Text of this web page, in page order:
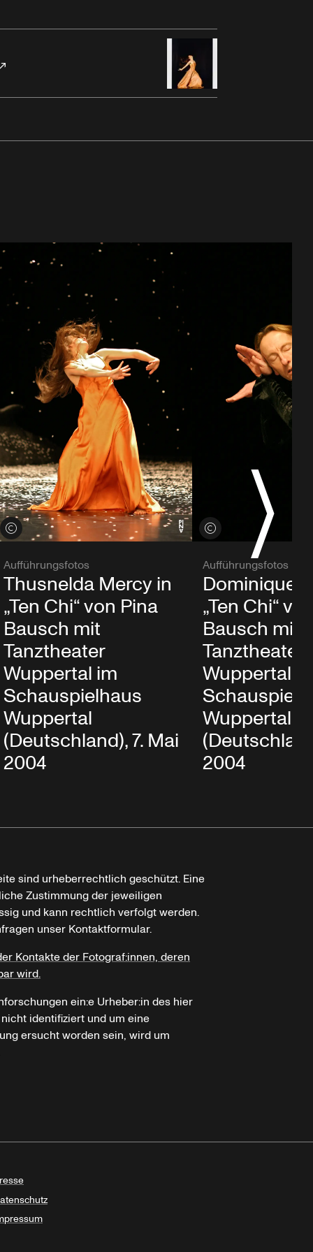
Credits öffnen
Aufführungsfotos
Thusnelda Mercy in
„Ten Chi“ von Pina
Bausch mit
Tanztheater
Wuppertal im
Schauspielhaus
Wuppertal
(Deutschland), 7. Mai
2004
Credits öffnen
Aufführungsfotos
Dominique
„Ten Chi“
Bausch mit
Tanztheater
Wuppertal
Wuppertal
2004
sind urheberrechtlich geschützt. Eine
Zustimmung der jeweiligen
und kann rechtlich verfolgt werden.
unser Kontaktformular.
Kontakte der Fotograf:innen, deren
wird.
ein:e Urheber:in des hier
identifiziert und um eine
ersucht worden sein, wird um